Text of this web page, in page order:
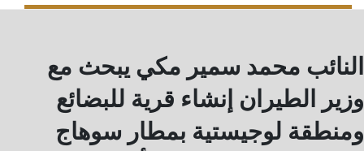
النائب محمد سمير مكي يبحث مع
وزير الطيران إنشاء قرية للبضائع
ومنطقة لوجيستية بمطار سوهاج